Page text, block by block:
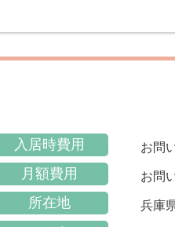
入居時費用 お問
月額費用 お問
所在地 兵庫